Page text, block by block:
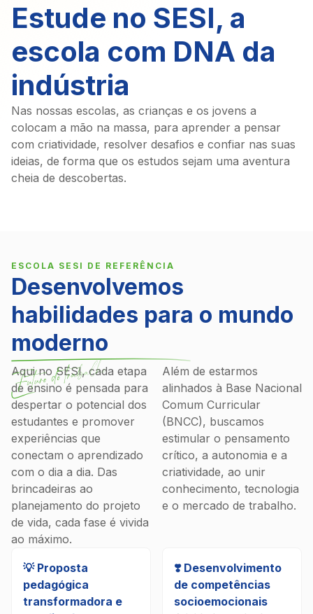
Estude no SESI, a
escola com DNA da
indústria
Nas nossas escolas, as crianças e os jovens a
colocam a mão na massa, para aprender a pensar
com criatividade, resolver desafios e confiar nas suas
ideias, de forma que os estudos sejam uma aventura
cheia de descobertas.
ESCOLA SESI DE REFERÊNCIA
Desenvolvemos
habilidades para o mundo
moderno
Aqui no SESI, cada etapa
de ensino é pensada para
despertar o potencial dos
estudantes e promover
experiências que
conectam o aprendizado
com o dia a dia. Das
brincadeiras ao
planejamento do projeto
de vida, cada fase é vivida
ao máximo.
Além de estarmos
alinhados à Base Nacional
Comum Curricular
(BNCC), buscamos
estimular o pensamento
crítico, a autonomia e a
criatividade, ao unir
conhecimento, tecnologia
e o mercado de trabalho.
💡 Proposta
pedagógica
transformadora e
❣️ ️Desenvolvimento
de competências
socioemocionais